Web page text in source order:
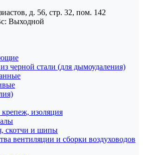
д. 56, стр. 32, пом. 142
Выходной
черной стали (для дымоудаления)
изоляция
скотчи и шипы
вентиляции и сборки воздуховодов